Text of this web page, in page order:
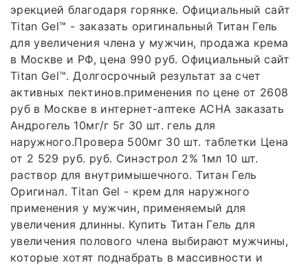
эрекцией благодаря горянке. Официальный сайт
Titan Gel™ - заказать оригинальный Титан Гель
для увеличения члена у мужчин, продажа крема
в Москве и РФ, цена 990 руб. Официальный сайт
Titan Gel™. Долгосрочный результат за счет
активных пектинов.применения по цене от 2608
руб в Москве в интернет-аптеке АСНА заказать
Андрогель 10мг/г 5г 30 шт. гель для
наружного.Провера 500мг 30 шт. таблетки Цена
от 2 529 руб. руб. Синэстрол 2% 1мл 10 шт.
раствор для внутримышечного. Титан Гель
Оригинал. Titan Gel - крем для наружного
применения у мужчин, применяемый для
увеличения длинны. Купить Титан Гель для
увеличения полового члена выбирают мужчины,
которые хотят поднабрать в массивности и